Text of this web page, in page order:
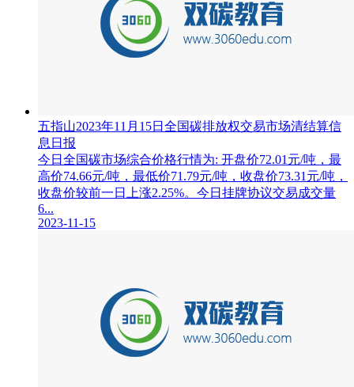
五指山2023年11月15日全国碳排放权交易市场清结算信
息日报
今日全国碳市场综合价格行情为: 开盘价72.01元/吨，最
高价74.66元/吨，最低价71.79元/吨，收盘价73.31元/吨，
收盘价较前一日上涨2.25%。今日挂牌协议交易成交量
6...
2023-11-15